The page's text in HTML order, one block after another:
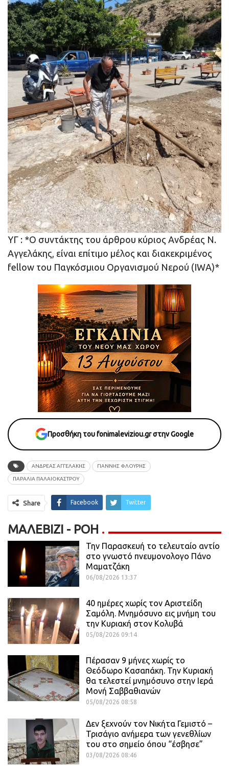
ΥΓ : *Ο συντάκτης του άρθρου κύριος Ανδρέας Ν.
Αγγελάκης, είναι επίτιμο μέλος και διακεκριμένος
fellow του Παγκόσμιου Οργανισμού Νερού (IWA)*
Προσθήκη του fonimaleviziou.gr στην Google
ΑΝΔΡΕΑΣ ΑΓΓΕΛΑΚΗΣ ΓΙΑΝΝΗΣ ΦΛΟΥΡΗΣ
ΠΑΡΑΛΙΑ ΠΑΛΑΙΟΚΑΣΤΡΟΥ
Share Facebook Twitter
ΜΑΛΕΒΙΖΙ - ΡΟΗ
Την Παρασκευή το τελευταίο αντίο
στο γνωστό πνευμονολογο Πάνο
Μαματζάκη
06/08/2026 13:37
40 ημέρες χωρίς τον Αριστείδη
Σαμόλη. Μνημόσυνο εις μνήμη του
την Κυριακή στον Κολυβά
05/08/2026 09:14
Πέρασαν 9 μήνες χωρίς το
Θεόδωρο Κασαπάκη. Την Κυριακή
θα τελεστεί μνημόσυνο στην Ιερά
Μονή Σαββαθιανών
05/08/2026 08:58
Δεν ξεχνούν τον Νικήτα Γεμιστό –
Τρισάγιο ανήμερα των γενεθλίων
του στο σημείο όπου “έσβησε”
03/08/2026 08:46